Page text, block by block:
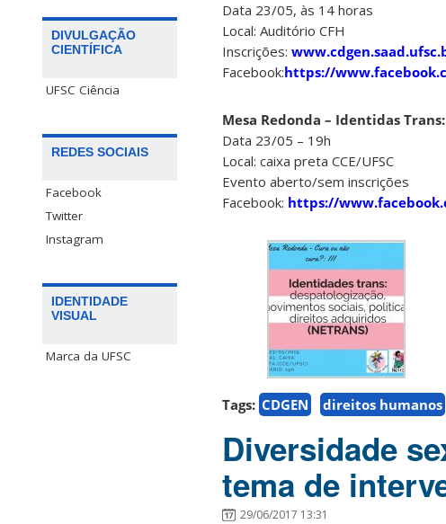
DIVULGAÇÃO
CIENTÍFICA
UFSC Ciência
REDES SOCIAIS
Facebook
Twitter
Instagram
IDENTIDADE
VISUAL
Marca da UFSC
Data 23/05, às 14 horas
Local: Auditório CFH
Inscrições:
Facebook:https://
Mesa Redonda – Identidas
Data 23/05 – 19h
Local: caixa preta CCE/UFSC
Evento aberto/sem inscrições
Facebook: https://
Tags: CDGEN direitos humanos
Diversidade
tema de
29/06/2017 13:31